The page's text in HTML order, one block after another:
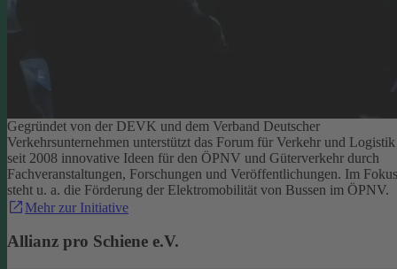
Gegründet von der DEVK und dem Verband Deutscher
Verkehrsunternehmen unterstützt das Forum für Verkehr und Logistik
seit 2008 innovative Ideen für den ÖPNV und Güterverkehr durch
Fachveranstaltungen, Forschungen und Veröffentlichungen. Im Fokus
steht u. a. die Förderung der Elektromobilität von Bussen im ÖPNV.
Mehr zur Initiative
Allianz pro Schiene e.V.